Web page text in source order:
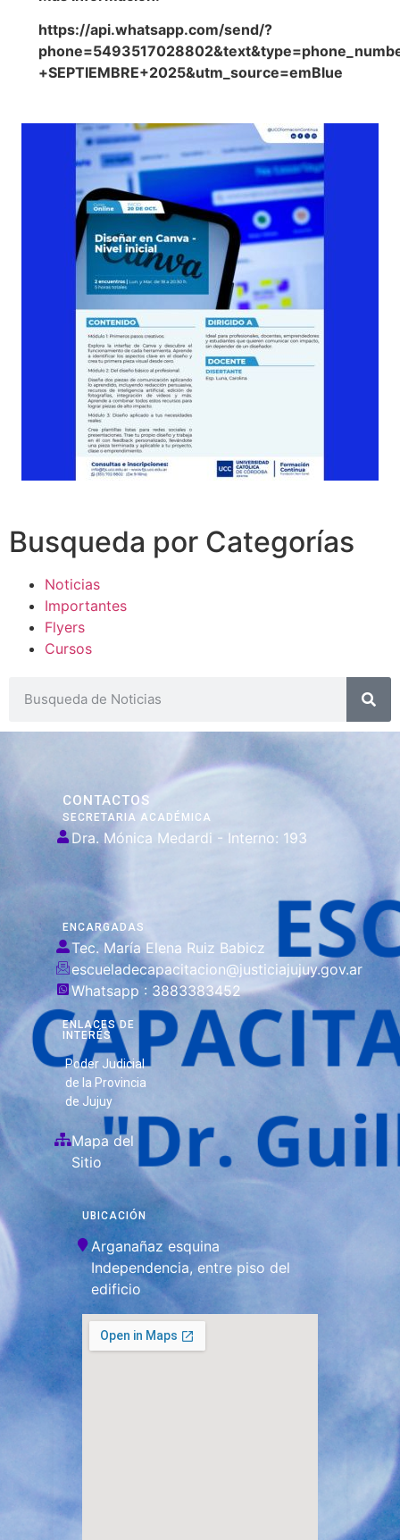
https://api.whatsapp.com/send/?
+SEPTIEMBRE+2025&utm_source=emBlue
Busqueda por Categorías
Noticias
Importantes
Flyers
Cursos
CONTACTOS
SECRETARIA ACADÉMICA
Dra. Mónica Medardi - Interno: 193
ENCARGADAS
Tec. María Elena Ruiz Babicz
escueladecapacitacion@justiciajujuy.gov.ar
Whatsapp : 3883383452
ENLACES DE
INTERÉS
Poder Judicial
de la Provincia
de Jujuy
Mapa del
Sitio
UBICACIÓN
Arganañaz esquina
Independencia, entre piso del
edificio